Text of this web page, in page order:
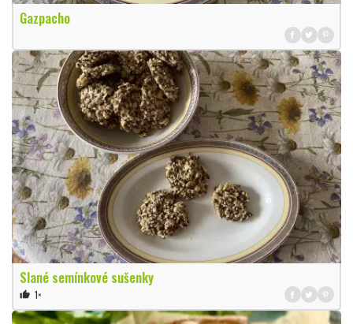
Gazpacho
Slané semínkové sušenky
thumb_up 1×